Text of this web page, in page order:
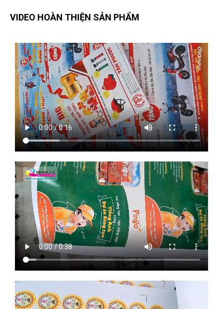
VIDEO HOÀN THIỆN SẢN PHẨM